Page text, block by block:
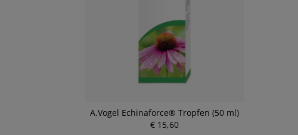
A.Vogel Echinaforce® Tropfen (50 ml)
€ 15,60